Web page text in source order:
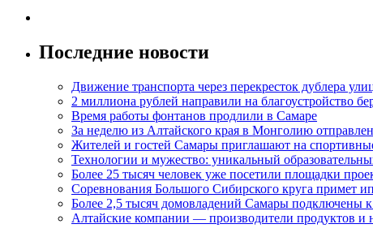
Последние новости
Движение транспорта через перекресток дублера
2 миллиона рублей направили на благоустройство
Время работы фонтанов продлили в Самаре
За неделю из Алтайского края в Монголию
Жителей и гостей Самары приглашают на
Технологии и мужество: уникальный
Более 25 тысяч человек уже посетили площадки
Соревнования Большого Сибирского круга примет
Более 2,5 тысяч домовладений Самары подключены
Алтайские компании — производители продуктов и